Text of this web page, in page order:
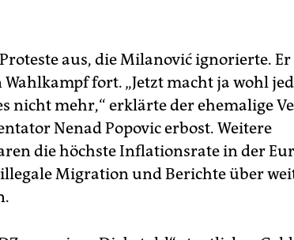
aus, die Milanović ignorierte.
fort. „Jetzt macht ja wohl
nicht mehr,“ erklärte der ehemalige
Nenad Popovic erbost. Weitere
die höchste Inflationsrate in der
Migration und Berichte über